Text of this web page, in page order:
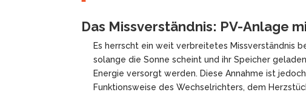
Das Missverständnis: PV-Anlage
Es herrscht ein weit verbreitetes Missverständnis
solange die Sonne scheint und ihr Speicher
Energie versorgt werden. Diese Annahme ist
Funktionsweise des Wechselrichters, dem